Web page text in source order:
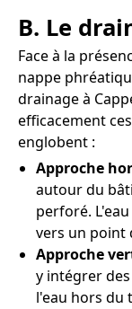
B. Le
Face à la
nappe
drainage à
efficacement
englobent :
Approche
autour du
perforé.
vers un point
Approche
y intégrer
l'eau hors du